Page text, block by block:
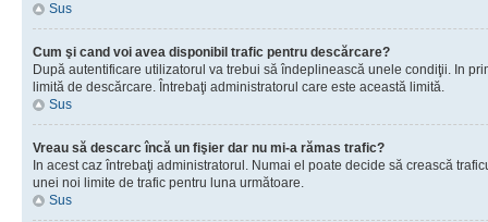
Sus
Cum şi cand voi avea disponibil trafic pentru descărcare?
După autentificare utilizatorul va trebui să îndeplinească unele condiţii. In
limită de descărcare. Întrebaţi administratorul care este această limită.
Sus
Vreau să descarc încă un fişier dar nu mi-a rămas trafic?
In acest caz întrebaţi administratorul. Numai el poate decide să crească
unei noi limite de trafic pentru luna următoare.
Sus